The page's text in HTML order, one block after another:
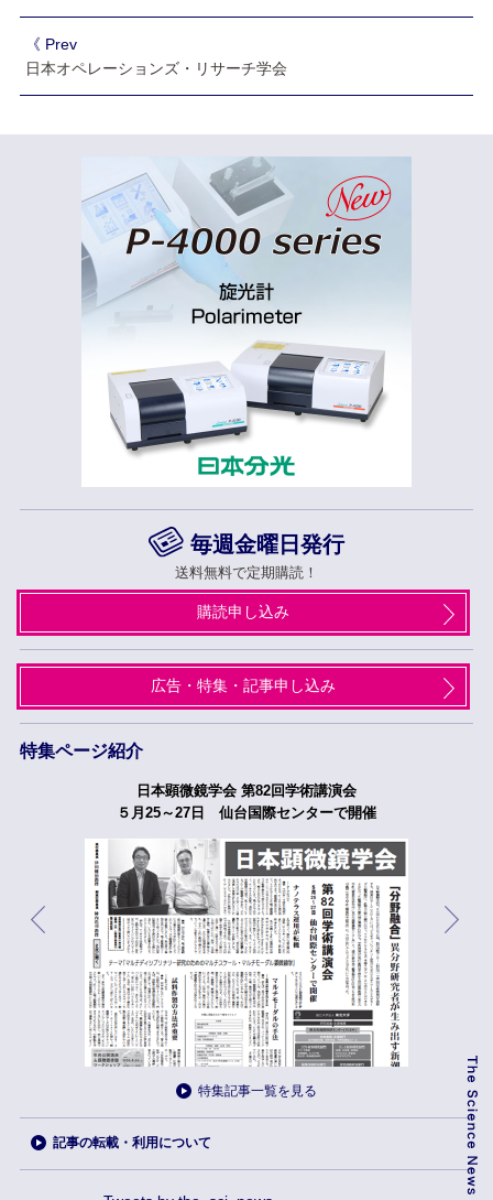
《 Prev
日本オペレーションズ・リサーチ学会
毎週金曜日発行
送料無料で定期購読！
購読申し込み
広告・特集・記事申し込み
特集ページ紹介
日本顕微鏡学会 第82回学術講演会
５月25～27日 仙台国際センターで開催
特集記事一覧を見る
記事の転載・利用について